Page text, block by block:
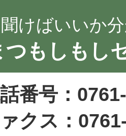
けばいいか
つもしもし
番号：
クス：